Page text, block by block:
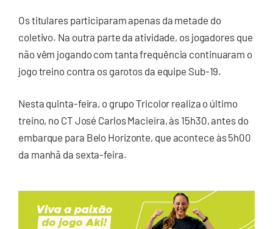
Os titulares participaram apenas da metade do
coletivo. Na outra parte da atividade, os jogadores que
não vêm jogando com tanta frequência continuaram o
jogo treino contra os garotos da equipe Sub-19.
Nesta quinta-feira, o grupo Tricolor realiza o último
treino, no CT José Carlos Macieira, às 15h30, antes do
embarque para Belo Horizonte, que acontece às 5h00
da manhã da sexta-feira.